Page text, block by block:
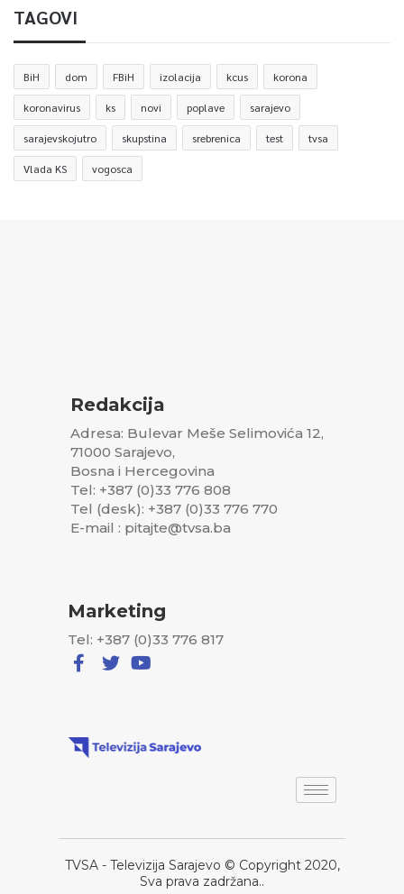
TAGOVI
BiH dom FBiH izolacija kcus korona
koronavirus ks novi poplave sarajevo
sarajevskojutro skupstina srebrenica test tvsa
Vlada KS vogosca
Redakcija
Adresa: Bulevar Meše Selimovića 12,
71000 Sarajevo,
Bosna i Hercegovina
Tel: +387 (0)33 776 808
Tel (desk): +387 (0)33 776 770
E-mail : pitajte@tvsa.ba
Marketing
Tel: +387 (0)33 776 817
TVSA - Televizija Sarajevo © Copyright 2020,
Sva prava zadržana..